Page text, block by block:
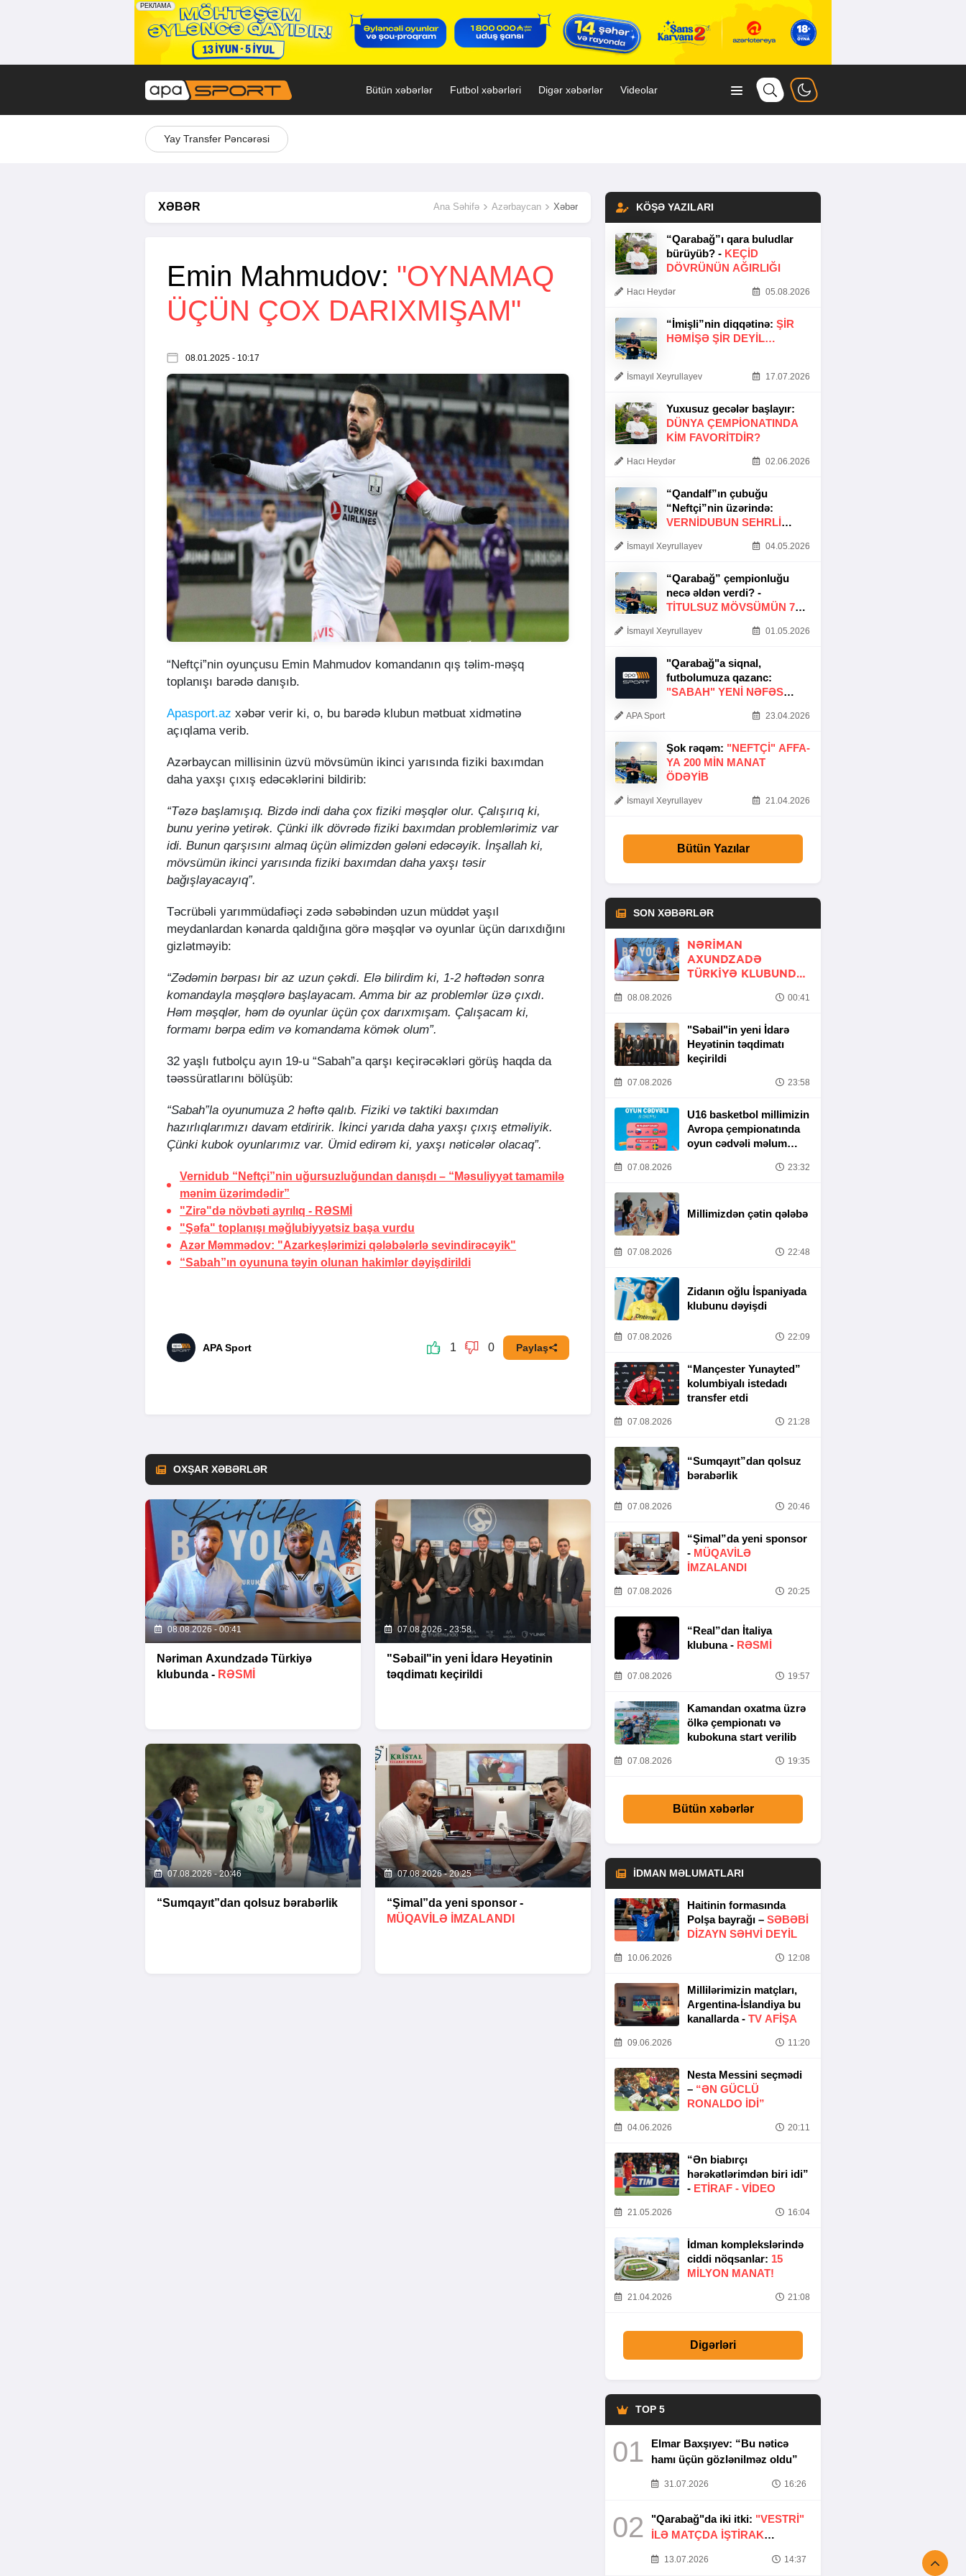
Bütün xəbərlər Futbol xəbərləri Digər xəbərlər Videolar
Yay Transfer Pəncərəsi
XƏBƏR Ana Səhifə Azərbaycan Xəbər
Emin Mahmudov: "OYNAMAQ
ÜÇÜN ÇOX DARIXMIŞAM"
08.01.2025 - 10:17
“Neftçi”nin oyunçusu Emin Mahmudov komandanın qış təlim-məşq
toplanışı barədə danışıb.
Apasport.az xəbər verir ki, o, bu barədə klubun mətbuat xidmətinə
açıqlama verib.
Azərbaycan millisinin üzvü mövsümün ikinci yarısında fiziki baxımdan
daha yaxşı çıxış edəcəklərini bildirib:
“Təzə başlamışıq. Bizdə indi daha çox fiziki məşqlər olur. Çalışırıq ki,
bunu yerinə yetirək. Çünki ilk dövrədə fiziki baxımdan problemlərimiz var
idi. Bunun qarşısını almaq üçün əlimizdən gələni edəcəyik. İnşallah ki,
mövsümün ikinci yarısında fiziki baxımdan daha yaxşı təsir
bağışlayacayıq”.
Təcrübəli yarımmüdafiəçi zədə səbəbindən uzun müddət yaşıl
meydanlardan kənarda qaldığına görə məşqlər və oyunlar üçün darıxdığını
gizlətməyib:
“Zədəmin bərpası bir az uzun çəkdi. Elə bilirdim ki, 1-2 həftədən sonra
komandayla məşqlərə başlayacam. Amma bir az problemlər üzə çıxdı.
Həm məşqlər, həm də oyunlar üçün çox darıxmışam. Çalışacam ki,
formamı bərpa edim və komandama kömək olum”.
32 yaşlı futbolçu ayın 19-u “Sabah”a qarşı keçirəcəkləri görüş haqda da
təəssüratlarını bölüşüb:
“Sabah”la oyunumuza 2 həftə qalıb. Fiziki və taktiki baxımdan
hazırlıqlarımızı davam etdiririk. İkinci yarıda daha yaxşı çıxış etməliyik.
Çünki kubok oyunlarımız var. Ümid edirəm ki, yaxşı nəticələr olacaq”.
Vernidub “Neftçi”nin uğursuzluğundan danışdı – “Məsuliyyət tamamilə
mənim üzərimdədir”
"Zirə"də növbəti ayrılıq - RƏSMİ
"Şəfa" toplanışı məğlubiyyətsiz başa vurdu
Azər Məmmədov: "Azarkeşlərimizi qələbələrlə sevindirəcəyik"
“Sabah”ın oyununa təyin olunan hakimlər dəyişdirildi
APA Sport 1 0 Paylaş
OXŞAR XƏBƏRLƏR
08.08.2026 - 00:41
Nəriman Axundzadə Türkiyə
klubunda - RƏSMİ
07.08.2026 - 23:58
"Səbail"in yeni İdarə Heyətinin
təqdimatı keçirildi
07.08.2026 - 20:46
“Sumqayıt”dan qolsuz bərabərlik
07.08.2026 - 20:25
“Şimal”da yeni sponsor -
MÜQAVİLƏ İMZALANDI
KÖŞƏ YAZILARI
“Qarabağ”ı qara buludlar
bürüyüb? - KEÇID
DÖVRÜNÜN AĞIRLIĞI
Hacı Heydər 05.08.2026
“İmişli”nin diqqətinə: ŞIR
HƏMIŞƏ ŞIR DEYIL…
İsmayıl Xeyrullayev 17.07.2026
Yuxusuz gecələr başlayır:
DÜNYA ÇEMPIONATINDA
KIM FAVORITDIR?
Hacı Heydər 02.06.2026
“Qandalf”ın çubuğu
“Neftçi”nin üzərində:
VERNİDUBUN SEHRLİ
İsmayıl Xeyrullayev 04.05.2026
“Qarabağ” çempionluğu
necə əldən verdi? -
TITULSUZ MÖVSÜMÜN 7
İsmayıl Xeyrullayev 01.05.2026
"Qarabağ"a siqnal,
futbolumuza qazanc:
"SABAH" YENI NƏFƏS
APA Sport 23.04.2026
Şok rəqəm: "NEFTÇI" AFFA-
YA 200 MIN MANAT
ÖDƏYIB
İsmayıl Xeyrullayev 21.04.2026
Bütün Yazılar
SON XƏBƏRLƏR
NƏRIMAN
AXUNDZADƏ
TÜRKIYƏ KLUBUNDA
08.08.2026 00:41
"Səbail"in yeni İdarə
Heyətinin təqdimatı
keçirildi
07.08.2026 23:58
U16 basketbol millimizin
Avropa çempionatında
oyun cədvəli məlum
07.08.2026 23:32
Millimizdən çətin qələbə
07.08.2026 22:48
Zidanın oğlu İspaniyada
klubunu dəyişdi
07.08.2026 22:09
“Mançester Yunayted”
kolumbiyalı istedadı
transfer etdi
07.08.2026 21:28
“Sumqayıt”dan qolsuz
bərabərlik
07.08.2026 20:46
“Şimal”da yeni sponsor
- MÜQAVİLƏ
İMZALANDI
07.08.2026 20:25
“Real”dan İtaliya
klubuna - RƏSMİ
07.08.2026 19:57
Kamandan oxatma üzrə
ölkə çempionatı və
kubokuna start verilib
07.08.2026 19:35
Bütün xəbərlər
İDMAN MƏLUMATLARI
Haitinin formasında
Polşa bayrağı – SƏBƏBI
DIZAYN SƏHVI DEYIL
10.06.2026 12:08
Millilərimizin matçları,
Argentina-İslandiya bu
kanallarda - TV AFİŞA
09.06.2026 11:20
Nesta Messini seçmədi
– “ƏN GÜCLÜ
RONALDO IDI”
04.06.2026 20:11
“Ən biabırçı
hərəkətlərimdən biri idi”
- ETIRAF - VİDEO
21.05.2026 16:04
İdman komplekslərində
ciddi nöqsanlar: 15
MILYON MANAT!
21.04.2026 21:08
Digərləri
TOP 5
01
Elmar Baxşıyev: “Bu nəticə
hamı üçün gözlənilməz oldu”
31.07.2026 16:26
02 "Qarabağ"da iki itki: "VESTRİ"
İLƏ MATÇDA İŞTİRAK
13.07.2026 14:37